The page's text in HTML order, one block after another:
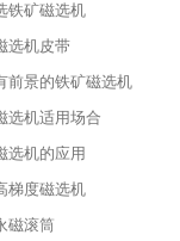
铁矿磁选机
选机皮带
前景的铁矿磁选机
选机适用场合
选机的应用
梯度磁选机
磁滚筒